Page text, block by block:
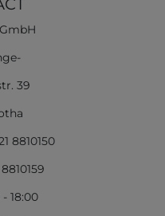
39
8810150
18:00